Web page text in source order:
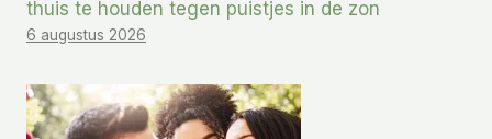
thuis te houden tegen puistjes in de zon
6 augustus 2026